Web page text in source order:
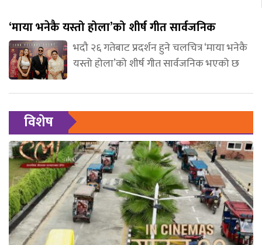
‘माया भनेकै यस्तो होला’को शीर्ष गीत सार्वजनिक
भदौ २६ गतेबाट प्रदर्शन हुने चलचित्र ‘माया भनेकै
यस्तो होला’को शीर्ष गीत सार्वजनिक भएको छ
विशेष